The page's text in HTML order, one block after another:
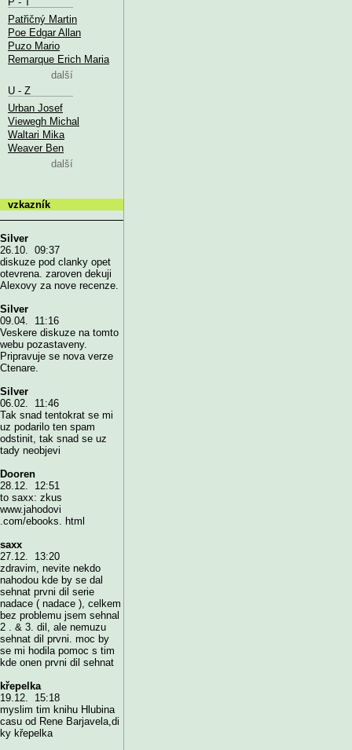
Patřičný Martin
Poe Edgar Allan
Puzo Mario
Remarque Erich Maria
další
U - Z
Urban Josef
Viewegh Michal
Waltari Mika
Weaver Ben
další
vzkazník
Silver
26.10. 09:37
diskuze pod clanky opet
otevrena. zaroven dekuji
Alexovy za nove recenze.
Silver
09.04. 11:16
Veskere diskuze na tomto
webu pozastaveny.
Pripravuje se nova verze
Ctenare.
Silver
06.02. 11:46
Tak snad tentokrat se mi
uz podarilo ten spam
odstinit, tak snad se uz
tady neobjevi
Dooren
28.12. 12:51
to saxx: zkus
www.jahodovi
.com/ebooks. html
saxx
27.12. 13:20
zdravim, nevite nekdo
nahodou kde by se dal
sehnat prvni dil serie
nadace ( nadace ), celkem
bez problemu jsem sehnal
2 . & 3. dil, ale nemuzu
sehnat dil prvni. moc by
se mi hodila pomoc s tim
kde onen prvni dil sehnat
křepelka
19.12. 15:18
myslim tim knihu Hlubina
casu od Rene Barjavela,di
ky křepelka